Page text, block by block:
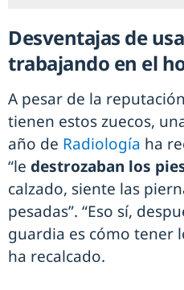
Desventajas de
trabajando en el
A pesar de la
tienen estos zuecos,
año de Radiología ha
“le destrozaban los
calzado, siente las
pesadas”. “Eso sí,
guardia es cómo tener
ha recalcado.